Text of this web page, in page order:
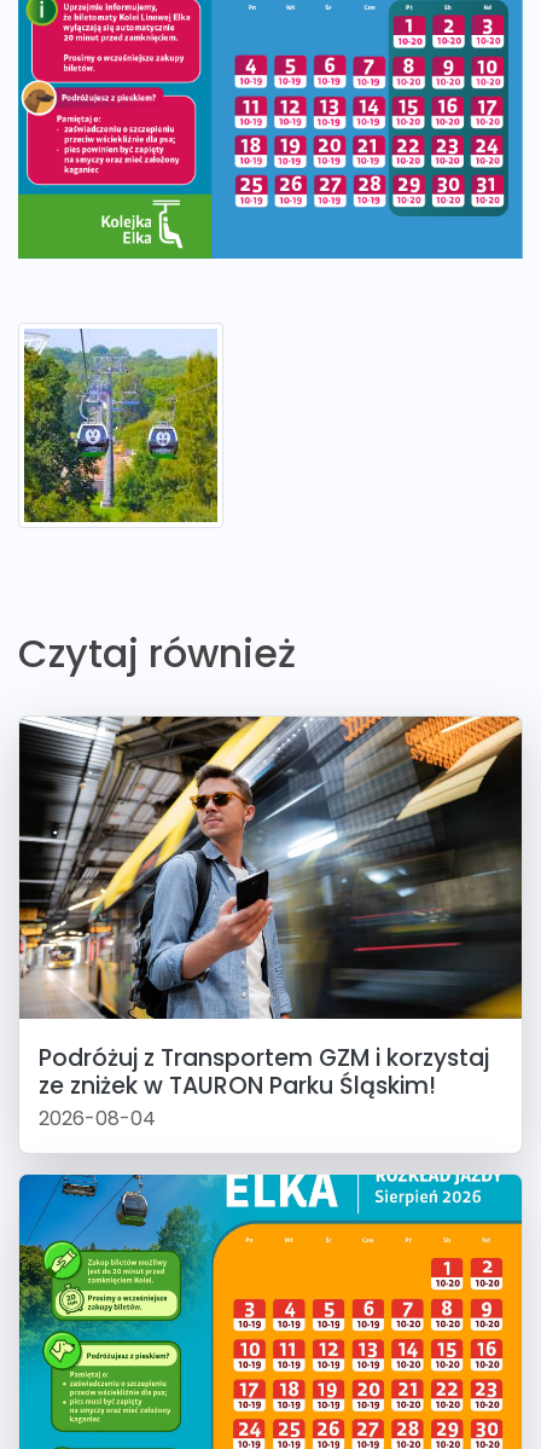
Czytaj również
Podróżuj z Transportem GZM i korzystaj
ze zniżek w TAURON Parku Śląskim!
2026-08-04